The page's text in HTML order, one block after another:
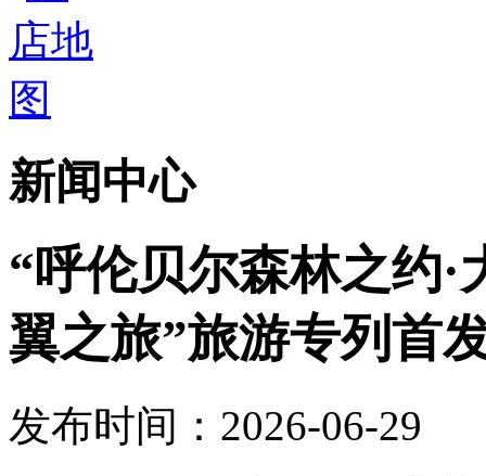
新闻中心
“呼伦贝尔森林之约·
翼之旅”旅游专列首
发布时间：2026-06-29